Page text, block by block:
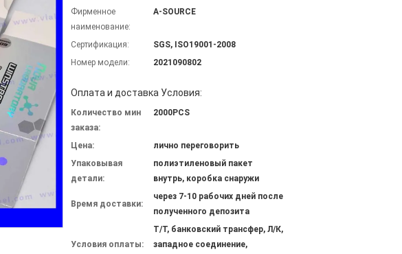
Фирменное
наименование:
A-SOURCE
Сертификация:
SGS, ISO19001-2008
Номер модели:
2021090802
Оплата и доставка Условия:
Количество мин
заказа:
2000PCS
Цена:
лично переговорить
Упаковывая
детали:
полиэтиленовый пакет
внутрь, коробка снаружи
Время доставки:
через 7-10 рабочих дней после
полученного депозита
Условия оплаты:
Т/Т, банковский трансфер, Л/К,
западное соединение,